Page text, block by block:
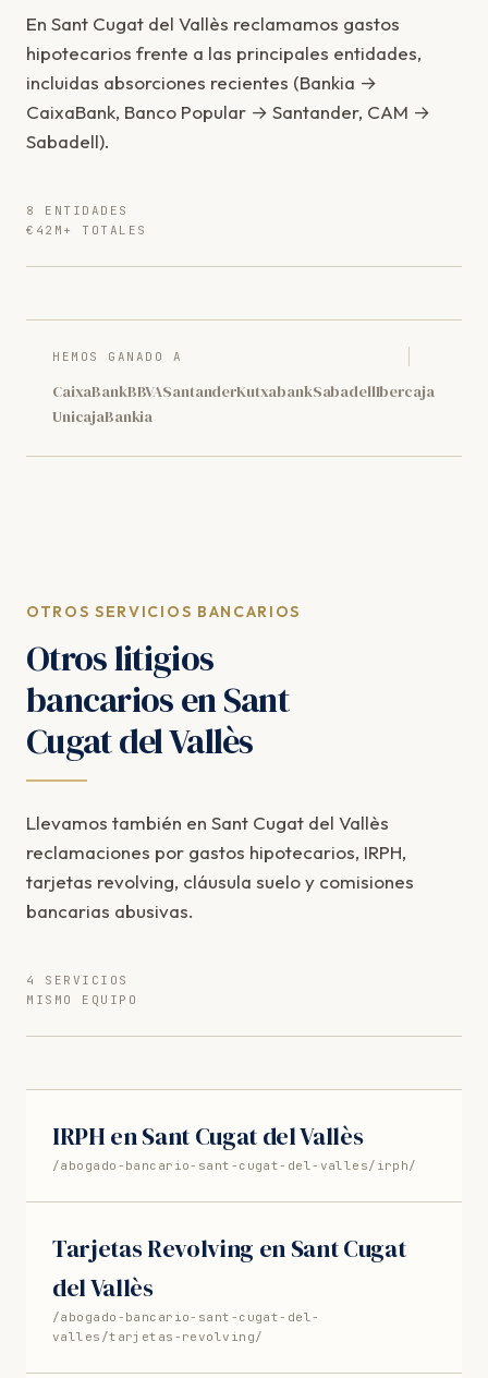
En Sant Cugat del Vallès reclamamos gastos
hipotecarios frente a las principales entidades,
incluidas absorciones recientes (Bankia →
CaixaBank, Banco Popular → Santander, CAM →
Sabadell).
8 ENTIDADES
€42M+ TOTALES
HEMOS GANADO A
CaixaBankBBVASantanderKutxabankSabadellIbercaja
UnicajaBankia
OTROS SERVICIOS BANCARIOS
Otros litigios
bancarios en Sant
Cugat del Vallès
Llevamos también en Sant Cugat del Vallès
reclamaciones por gastos hipotecarios, IRPH,
tarjetas revolving, cláusula suelo y comisiones
bancarias abusivas.
4 SERVICIOS
MISMO EQUIPO
IRPH en Sant Cugat del Vallès
/abogado-bancario-sant-cugat-del-valles/irph/
Tarjetas Revolving en Sant Cugat
del Vallès
/abogado-bancario-sant-cugat-del-
valles/tarjetas-revolving/